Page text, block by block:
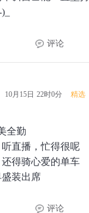
评论
10月15日 22时0分 精选
全勤
直播，忙得很呢
得骑心爱的单车
装出席
评论